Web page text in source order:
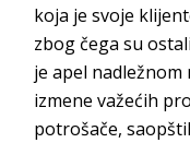
koja je svoje
zbog čega su
je apel
izmene važećih
potrošače,